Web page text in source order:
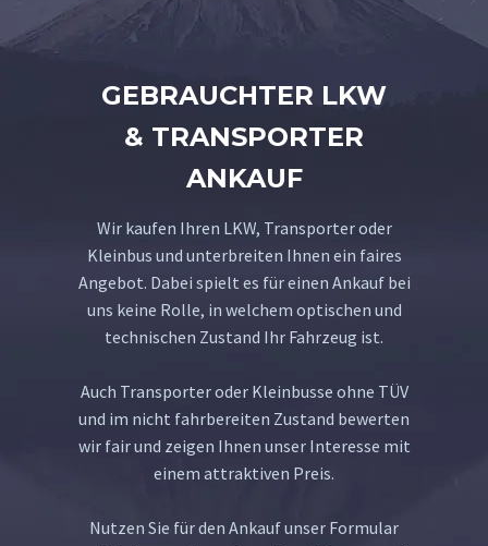
GEBRAUCHTER LKW
& TRANSPORTER
ANKAUF
Wir kaufen Ihren LKW, Transporter oder
Kleinbus und unterbreiten Ihnen ein faires
Angebot. Dabei spielt es für einen Ankauf bei
uns keine Rolle, in welchem optischen und
technischen Zustand Ihr Fahrzeug ist.
Auch Transporter oder Kleinbusse ohne TÜV
und im nicht fahrbereiten Zustand bewerten
wir fair und zeigen Ihnen unser Interesse mit
einem attraktiven Preis.
Nutzen Sie für den Ankauf unser Formular